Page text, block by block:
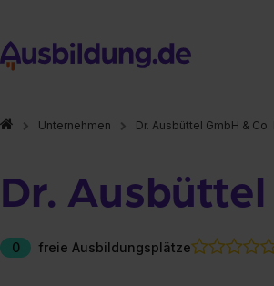
Unternehmen Dr. Ausbüttel GmbH & Co.
Dr. Ausbüttel
0 freie Ausbildungsplätze